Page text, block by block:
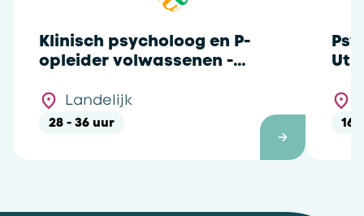
Klinisch psycholoog en P-
opleider volwassenen -
Landelijk
28 - 36 uur 16